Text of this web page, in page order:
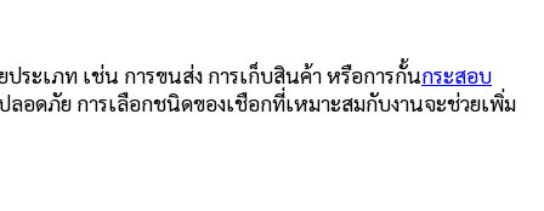
ะเภท เช่น การขนส่ง การเก็บสินค้า หรือการกั้นกระสอบ
ดภัย การเลือกชนิดของเชือกที่เหมาะสมกับงานจะช่วยเพิ่ม